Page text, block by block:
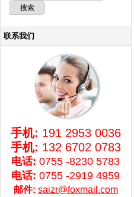
联系我们
手机: 191 2953 0036
手机: 132 6702 0783
电话:0755 -8230 5783
电话:0755 -2919 4959
邮件: saizr@foxmail.com